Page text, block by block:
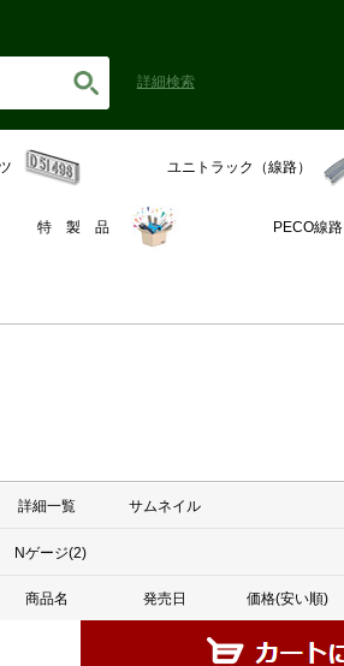
詳細検索
ユニトラック（線路）
特 製 品 PECO線路
詳細一覧 サムネイル
Nゲージ(2)
商品名 発売日 価格(安い順)